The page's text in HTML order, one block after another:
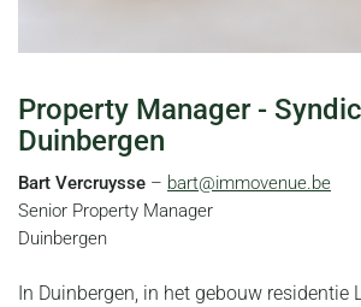
Property Manager -
Duinbergen
Bart Vercruysse – bart@immovenue.be
Senior Property Manager
Duinbergen
In Duinbergen, in het gebouw residentie